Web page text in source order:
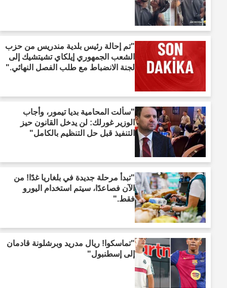
"تم إحالة رئيس بلدية مندريس من حزب
الشعب الجمهوري إيلكاي تشيتشيك إلى
لجنة الانضباط مع طلب الفصل النهائي."
"سألت المحامية بديا تيمور، وأجاب
الوزير غورلك: لن يدخل القانون حيز
التنفيذ قبل حل التنظيم بالكامل"
"تبدأ مرحلة جديدة في بلغاريا غدًا! من
الآن فصاعدًا، سيتم استخدام اليورو
فقط."
"تماسكوا! ريال مدريد وبرشلونة قادمان
إلى إسطنبول"